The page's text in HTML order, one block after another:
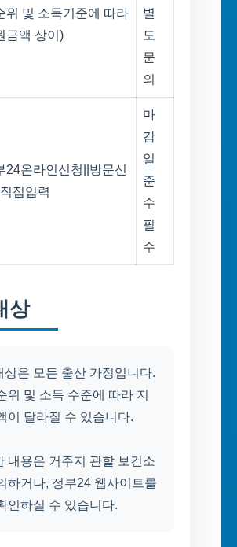
위 및 소득기준에 따라
금액 상이)
별
도
문
의
24온라인신청||방문신
접입력
마
감
일
준
수
필
수
상
상은 모든 출산 가정입니다.
위 및 소득 수준에 따라 지
이 달라질 수 있습니다.
내용은 거주지 관할 보건소
하거나, 정부24 웹사이트를
인하실 수 있습니다.